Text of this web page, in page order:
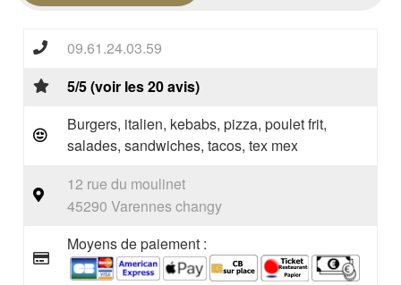
09.61.24.03.59
5/5 (voir les 20 avis)
Burgers, italien, kebabs, pizza, poulet frit,
salades, sandwiches, tacos, tex mex
12 rue du moulinet
45290 Varennes changy
Moyens de paiement :